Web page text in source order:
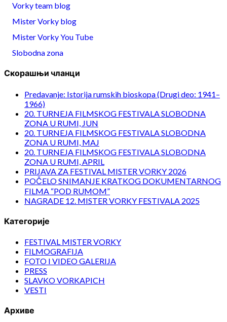
Vorky team blog
Mister Vorky blog
Mister Vorky You Tube
Slobodna zona
Скорашњи чланци
Predavanje: Istorija rumskih bioskopa (Drugi deo: 1941–
1966)
20. TURNEJA FILMSKOG FESTIVALA SLOBODNA
ZONA U RUMI, JUN
20. TURNEJA FILMSKOG FESTIVALA SLOBODNA
ZONA U RUMI, MAJ
20. TURNEJA FILMSKOG FESTIVALA SLOBODNA
ZONA U RUMI, APRIL
PRIJAVA ZA FESTIVAL MISTER VORKY 2026
POČELO SNIMANJE KRATKOG DOKUMENTARNOG
FILMA “POD RUMOM”
NAGRADE 12. MISTER VORKY FESTIVALA 2025
Категорије
FESTIVAL MISTER VORKY
FILMOGRAFIJA
FOTO I VIDEO GALERIJA
PRESS
SLAVKO VORKAPICH
VESTI
Архиве